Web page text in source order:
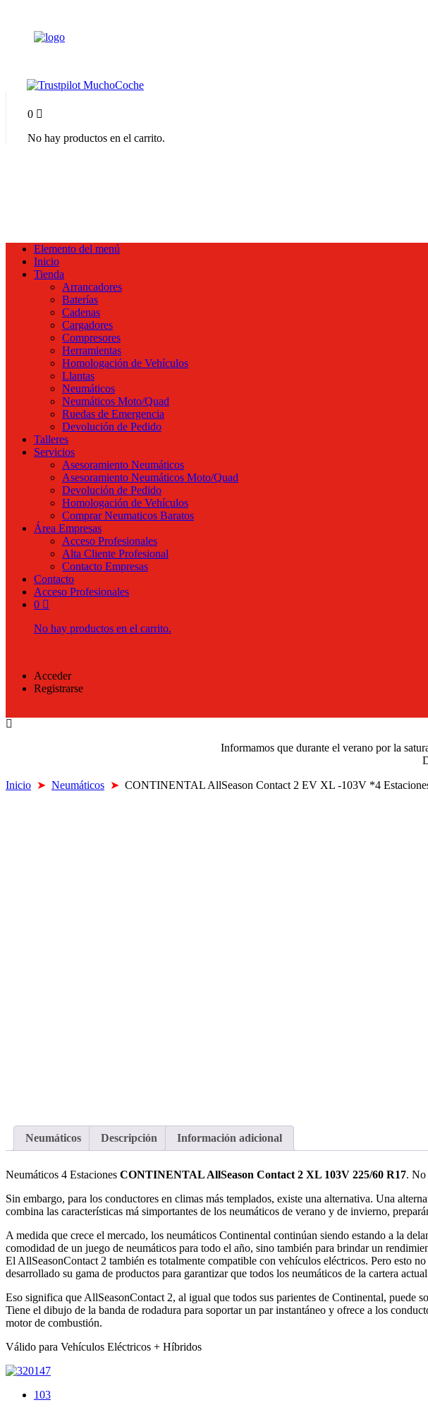
0
No hay productos en el carrito.
Elemento del menú
Inicio
Tienda
Arrancadores
Baterías
Cadenas
Cargadores
Compresores
Herramientas
Homologación de Vehículos
Llantas
Neumáticos
Neumáticos Moto/Quad
Ruedas de Emergencia
Devolución de Pedido
Talleres
Servicios
Asesoramiento Neumáticos
Asesoramiento Neumáticos Moto/Quad
Devolución de Pedido
Homologación de Vehículos
Comprar Neumaticos Baratos
Área Empresas
Acceso Profesionales
Alta Cliente Profesional
Contacto Empresas
Contacto
Acceso Profesionales
0
No hay productos en el carrito.
Acceder
Registrarse
Informamos que durante el verano por la
Inicio ➤ Neumáticos ➤ CONTINENTAL AllSeason Contact 2 EV XL -103V *4
Neumáticos Descripción Información adicional
Neumáticos 4 Estaciones CONTINENTAL AllSeason Contact 2 XL 103V 225/60 R17. No
Sin embargo, para los conductores en climas más templados, existe una alternativa. Una
combina las características má simportantes de los neumáticos de verano y de invierno,
A medida que crece el mercado, los neumáticos Continental continúan siendo estando a la
comodidad de un juego de neumáticos para todo el año, sino también para brindar un
El AllSeasonContact 2 también es totalmente compatible con vehículos eléctricos. Pero esto
desarrollado su gama de productos para garantizar que todos los neumáticos de la cartera
Eso significa que AllSeasonContact 2, al igual que todos sus parientes de Continental, puede
Tiene el dibujo de la banda de rodadura para soportar un par instantáneo y ofrece a los
motor de combustión.
Válido para Vehículos Eléctricos + Híbridos
103